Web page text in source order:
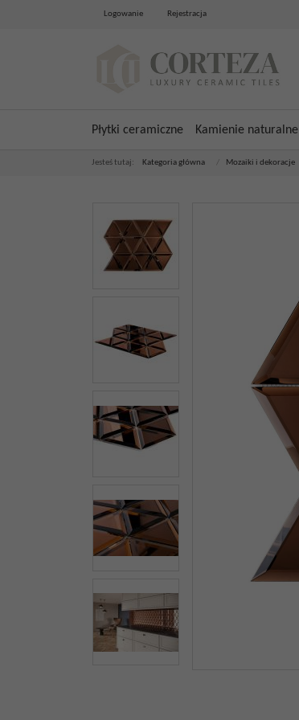
Logowanie Rejestracja
Płytki ceramiczne Kamienie naturalne
Jesteś tutaj: Kategoria główna Mozaiki i dekoracje